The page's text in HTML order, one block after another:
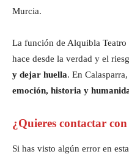
Murcia.
La función de Alquibla Teatro
hace desde la verdad y el
y dejar huella. En
emoción, historia y
¿Quieres contactar
Si has visto algún error en